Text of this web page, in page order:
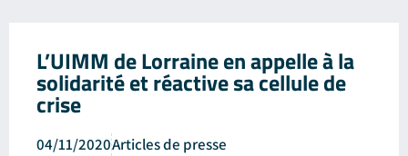
L’UIMM de Lorraine en appelle à la
solidarité et réactive sa cellule de
crise
04/11/2020Articles de presse